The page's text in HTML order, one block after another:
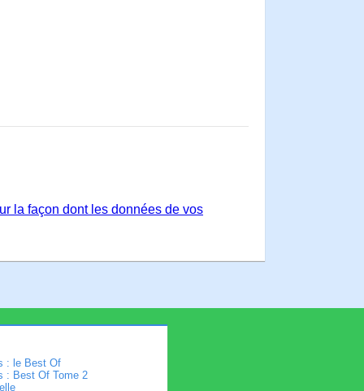
la façon dont les données de vos
: le Best Of
: Best Of Tome 2